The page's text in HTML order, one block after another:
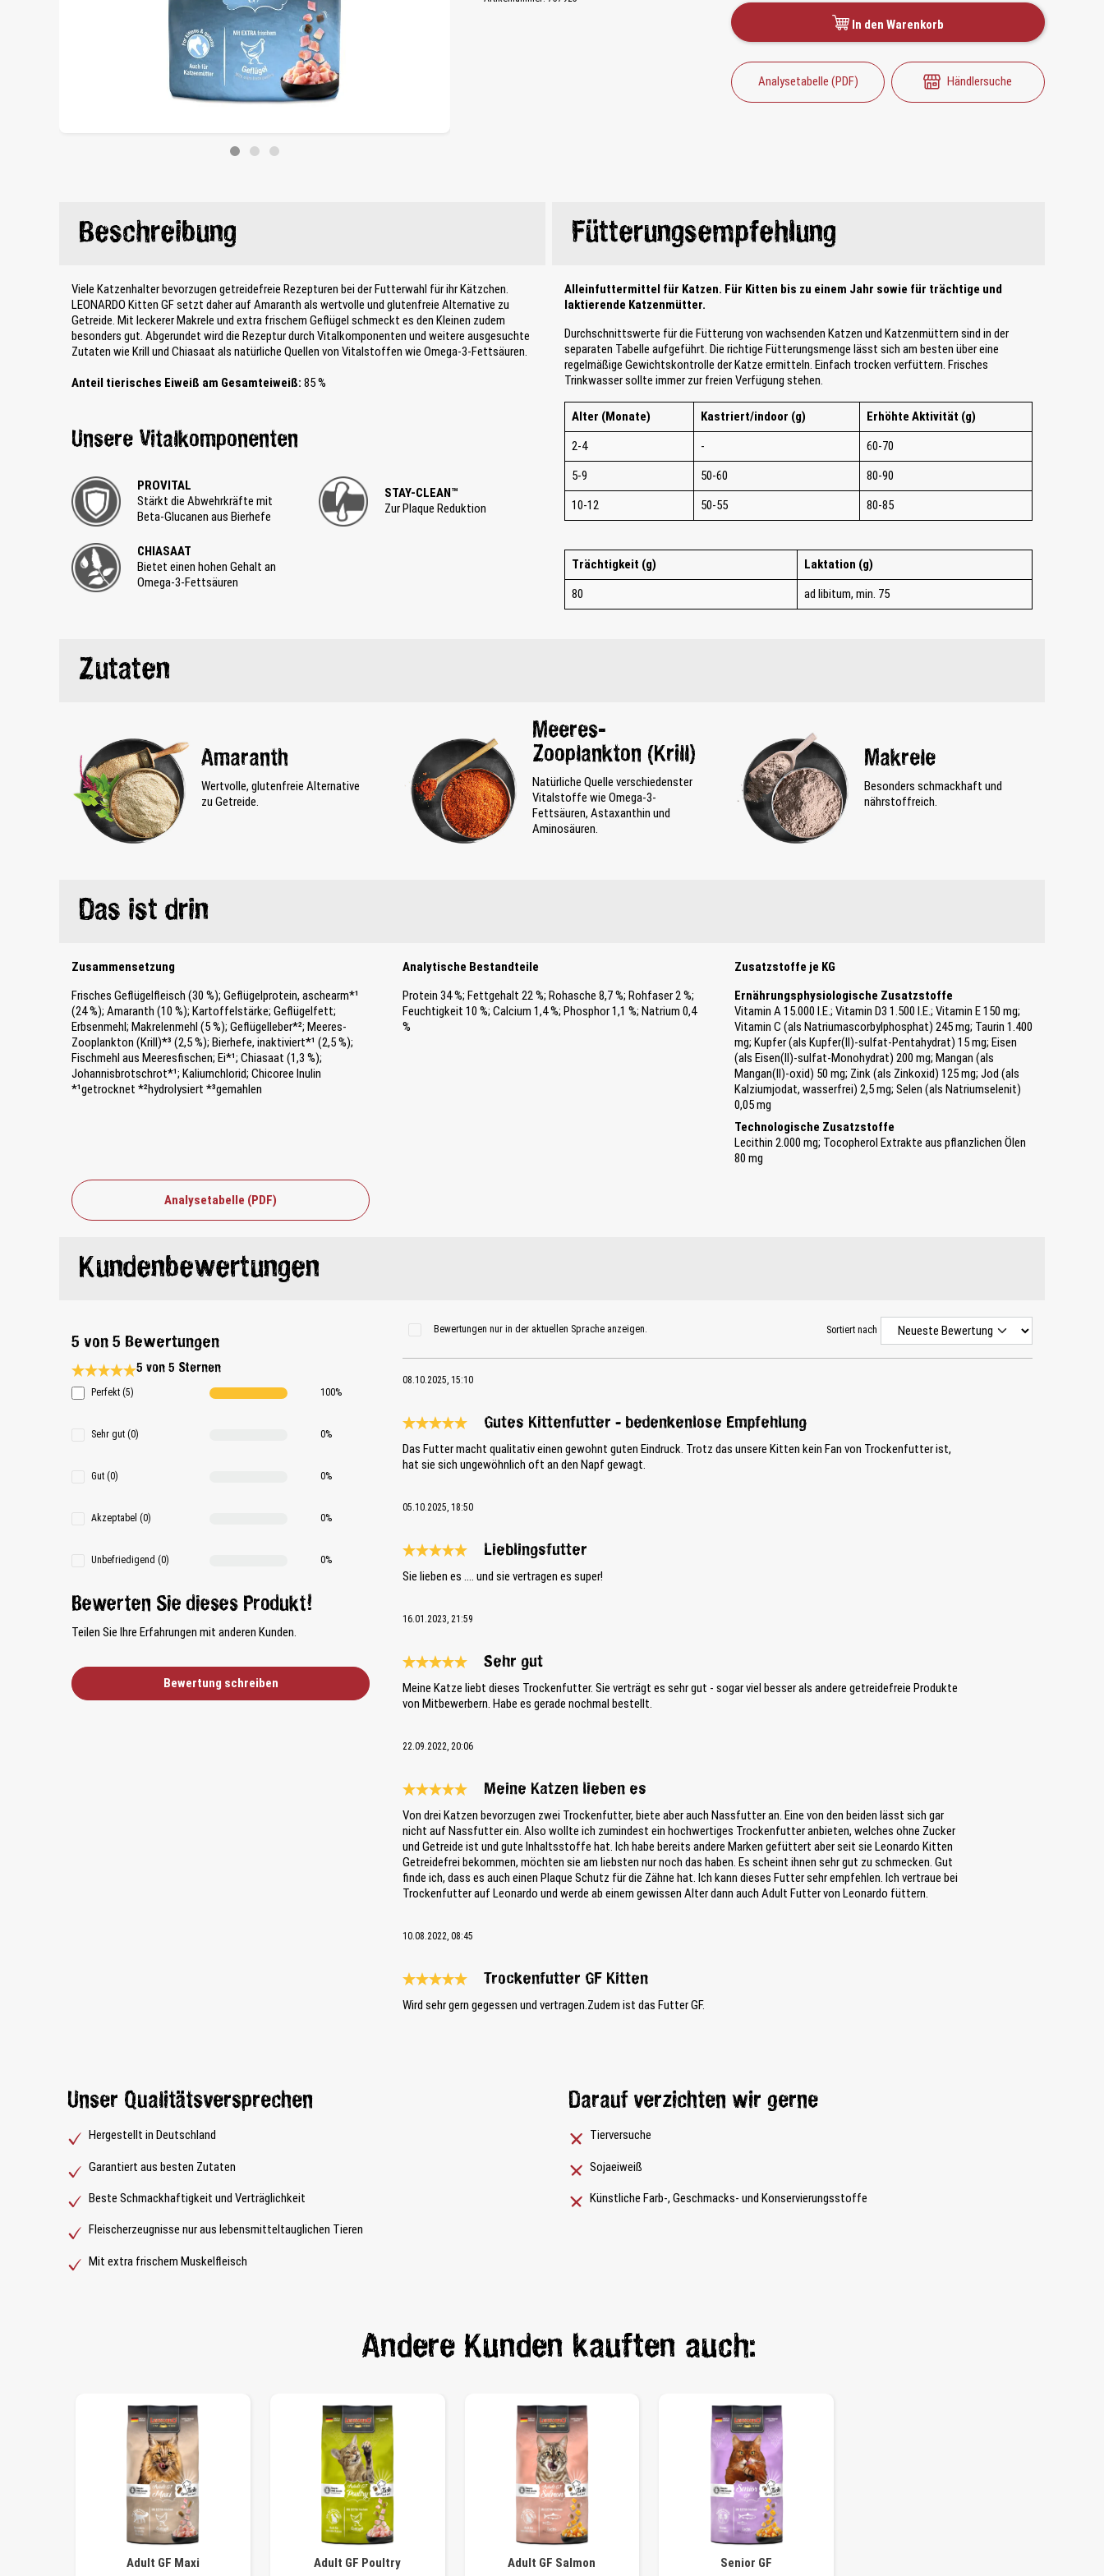
In den Warenkorb
Analysetabelle (PDF) Händlersuche
Beschreibung
Viele Katzenhalter bevorzugen getreidefreie Rezepturen bei der Futterwahl für ihr Kätzchen.
LEONARDO Kitten GF setzt daher auf Amaranth als wertvolle und glutenfreie Alternative zu
Getreide. Mit leckerer Makrele und extra frischem Geflügel schmeckt es den Kleinen zudem
besonders gut. Abgerundet wird die Rezeptur durch Vitalkomponenten und weitere ausgesuchte
Zutaten wie Krill und Chiasaat als natürliche Quellen von Vitalstoffen wie Omega-3-Fettsäuren.
Anteil tierisches Eiweiß am Gesamteiweiß: 85 %
Unsere Vitalkomponenten
PROVITAL
Stärkt die Abwehrkräfte mit
Beta-Glucanen aus Bierhefe
STAY-CLEAN™
Zur Plaque Reduktion
CHIASAAT
Bietet einen hohen Gehalt an
Omega-3-Fettsäuren
Zutaten
Amaranth
Wertvolle, glutenfreie Alternative
zu Getreide.
Meeres-
Zooplankton (Krill)
Natürliche Quelle verschiedenster
Vitalstoffe wie Omega-3-
Fettsäuren, Astaxanthin und
Aminosäuren.
Makrele
Besonders schmackhaft und
nährstoffreich.
Fütterungsempfehlung
Alleinfuttermittel für Katzen. Für Kitten bis zu einem Jahr sowie für trächtige und
laktierende Katzenmütter.
Durchschnittswerte für die Fütterung von wachsenden Katzen und Katzenmüttern sind in der
separaten Tabelle aufgeführt. Die richtige Fütterungsmenge lässt sich am besten über eine
regelmäßige Gewichtskontrolle der Katze ermitteln. Einfach trocken verfüttern. Frisches
Trinkwasser sollte immer zur freien Verfügung stehen.
Alter (Monate) Kastriert/indoor (g)
Erhöhte Aktivität (g)
2-4
-
60-70
5-9
50-60
80-90
10-12
50-55 80-85
Trächtigkeit (g)
Laktation (g)
80
ad libitum, min. 75
Das ist drin
Zusammensetzung
Frisches Geflügelfleisch (30 %); Geflügelprotein, aschearm*¹
(24 %); Amaranth (10 %); Kartoffelstärke; Geflügelfett;
Erbsenmehl; Makrelenmehl (5 %); Geflügelleber*²; Meeres-
Zooplankton (Krill)*³ (2,5 %); Bierhefe, inaktiviert*¹ (2,5 %);
Fischmehl aus Meeresfischen; Ei*¹; Chiasaat (1,3 %);
Johannisbrotschrot*¹; Kaliumchlorid; Chicoree Inulin
*¹getrocknet *²hydrolysiert *³gemahlen
Analytische Bestandteile
Protein 34 %; Fettgehalt 22 %; Rohasche 8,7 %; Rohfaser 2 %;
Feuchtigkeit 10 %; Calcium 1,4 %; Phosphor 1,1 %; Natrium 0,4
%
Zusatzstoffe je KG
Ernährungsphysiologische Zusatzstoffe
Vitamin A 15.000 I.E.; Vitamin D3 1.500 I.E.; Vitamin E 150 mg;
Vitamin C (als Natriumascorbylphosphat) 245 mg; Taurin 1.400
mg; Kupfer (als Kupfer(II)-sulfat-Pentahydrat) 15 mg; Eisen
(als Eisen(II)-sulfat-Monohydrat) 200 mg; Mangan (als
Mangan(II)-oxid) 50 mg; Zink (als Zinkoxid) 125 mg; Jod (als
Kalziumjodat, wasserfrei) 2,5 mg; Selen (als Natriumselenit)
0,05 mg
Technologische Zusatzstoffe
Lecithin 2.000 mg; Tocopherol Extrakte aus pflanzlichen Ölen
80 mg
Analysetabelle (PDF)
Kundenbewertungen
5 von 5 Bewertungen
Durchschnittliche Bewertung 5 von 5 Sternen
5 von 5 Sternen
Perfekt (5) 100%
Sehr gut (0) 0%
Gut (0) 0%
Akzeptabel (0) 0%
Unbefriedigend (0) 0%
Bewerten Sie dieses Produkt!
Teilen Sie Ihre Erfahrungen mit anderen Kunden.
Bewertung schreiben
Bewertungen nur in der aktuellen Sprache anzeigen. Sortiert nach
08.10.2025, 15:10
Gutes Kittenfutter - bedenkenlose Empfehlung
Das Futter macht qualitativ einen gewohnt guten Eindruck. Trotz das unsere Kitten kein Fan von Trockenfutter ist,
hat sie sich ungewöhnlich oft an den Napf gewagt.
05.10.2025, 18:50
Lieblingsfutter
Sie lieben es .... und sie vertragen es super!
16.01.2023, 21:59
Sehr gut
Meine Katze liebt dieses Trockenfutter. Sie verträgt es sehr gut - sogar viel besser als andere getreidefreie Produkte
von Mitbewerbern. Habe es gerade nochmal bestellt.
22.09.2022, 20:06
Meine Katzen lieben es
Von drei Katzen bevorzugen zwei Trockenfutter, biete aber auch Nassfutter an. Eine von den beiden lässt sich gar
nicht auf Nassfutter ein. Also wollte ich zumindest ein hochwertiges Trockenfutter anbieten, welches ohne Zucker
und Getreide ist und gute Inhaltsstoffe hat. Ich habe bereits andere Marken gefüttert aber seit sie Leonardo Kitten
Getreidefrei bekommen, möchten sie am liebsten nur noch das haben. Es scheint ihnen sehr gut zu schmecken. Gut
finde ich, dass es auch einen Plaque Schutz für die Zähne hat. Ich kann dieses Futter sehr empfehlen. Ich vertraue bei
Trockenfutter auf Leonardo und werde ab einem gewissen Alter dann auch Adult Futter von Leonardo füttern.
10.08.2022, 08:45
Trockenfutter GF Kitten
Wird sehr gern gegessen und vertragen.Zudem ist das Futter GF.
Unser Qualitätsversprechen
Hergestellt in Deutschland
Garantiert aus besten Zutaten
Beste Schmackhaftigkeit und Verträglichkeit
Fleischerzeugnisse nur aus lebensmitteltauglichen Tieren
Mit extra frischem Muskelfleisch
Darauf verzichten wir gerne
Tierversuche
Sojaeiweiß
Künstliche Farb-, Geschmacks- und Konservierungsstoffe
Andere Kunden kauften auch:
Adult GF Maxi Adult GF Poultry Adult GF Salmon Senior GF